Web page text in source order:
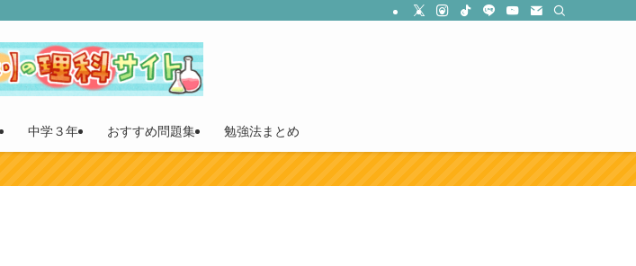
中学３年 おすすめ問題集 勉強法まとめ